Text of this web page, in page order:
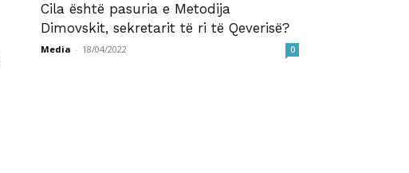
Cila është pasuria e Metodija
Dimovskit, sekretarit të ri të Qeverisë?
Media - 18/04/2022 0